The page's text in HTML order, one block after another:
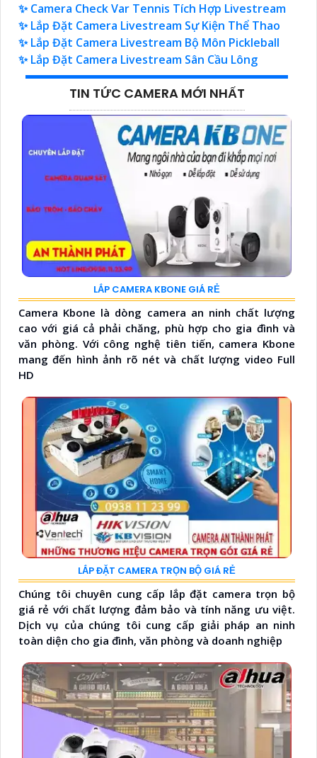
✨ Camera Check Var Tennis Tích Hợp Livestream
✨ Lắp Đặt Camera Livestream Sự Kiện Thể Thao
✨ Lắp Đặt Camera Livestream Bộ Môn Pickleball
✨ Lắp Đặt Camera Livestream Sân Cầu Lông
TIN TỨC CAMERA MỚI NHẤT
LẮP CAMERA KBONE GIÁ RẺ
Camera Kbone là dòng camera an ninh chất lượng
cao với giá cả phải chăng, phù hợp cho gia đình và
văn phòng. Với công nghệ tiên tiến, camera Kbone
mang đến hình ảnh rõ nét và chất lượng video Full
HD
LẮP ĐẶT CAMERA TRỌN BỘ GIÁ RẺ
Chúng tôi chuyên cung cấp lắp đặt camera trọn bộ
giá rẻ với chất lượng đảm bảo và tính năng ưu việt.
Dịch vụ của chúng tôi cung cấp giải pháp an ninh
toàn diện cho gia đình, văn phòng và doanh nghiệp